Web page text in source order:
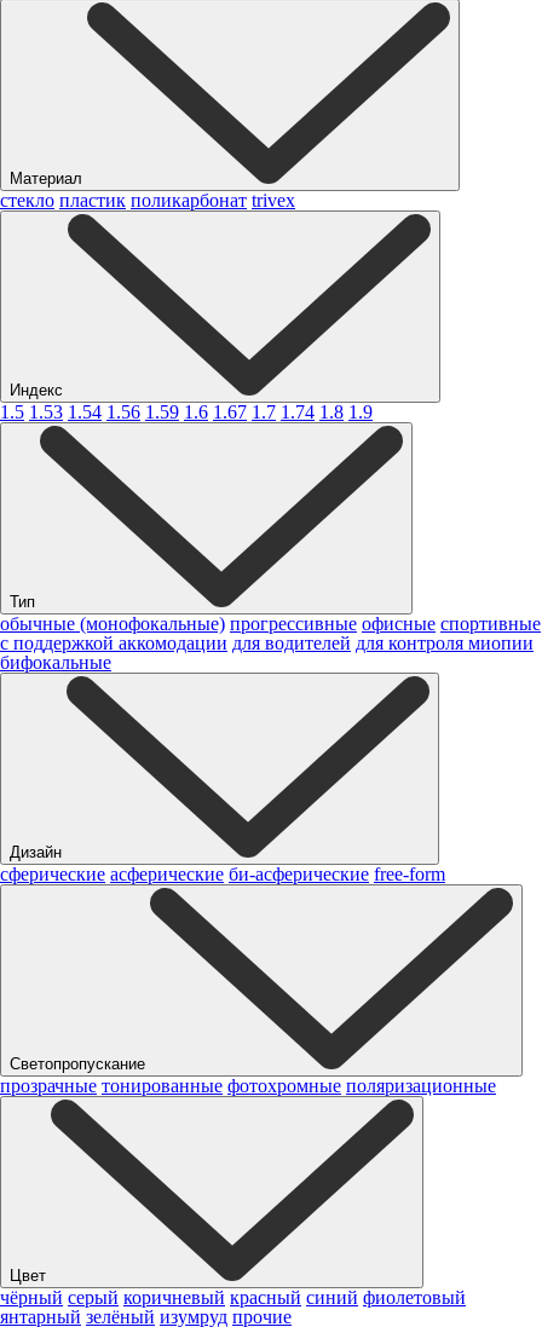
Материал
стекло пластик поликарбонат trivex
Индекс
1.5 1.53 1.54 1.56 1.59 1.6 1.67 1.7 1.74 1.8 1.9
Тип
обычные (монофокальные) прогрессивные офисные спортивные
с поддержкой аккомодации для водителей для контроля миопии
бифокальные
Дизайн
сферические асферические би-асферические free-form
Светопропускание
прозрачные тонированные фотохромные поляризационные
Цвет
чёрный серый коричневый красный синий фиолетовый
янтарный зелёный изумруд прочие